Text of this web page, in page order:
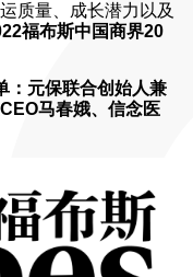
质量、成长潜力以及
福布斯中国商界20
：元保联合创始人兼
马春娥、信念医